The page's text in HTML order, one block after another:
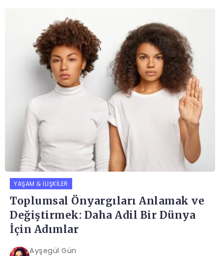
YAŞAM & İLIŞKILER
Toplumsal Önyargıları Anlamak ve
Değiştirmek: Daha Adil Bir Dünya
İçin Adımlar
Ayşegül Gün